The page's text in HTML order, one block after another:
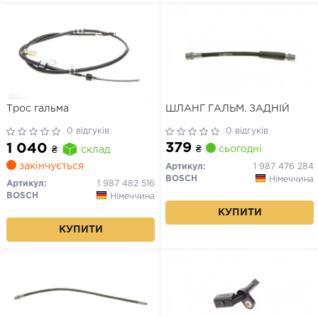
Трос гальма
0 відгуків
1 040 ₴
склад
закінчується
Артикул:
1 987 482 516
BOSCH
Німеччина
КУПИТИ
ШЛАНГ ГАЛЬМ. ЗАДНІЙ
0 відгуків
379 ₴ сьогодні
Артикул:
1 987 476 284
BOSCH
Німеччина
КУПИТИ